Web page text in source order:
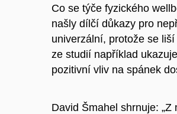
Co se týče fyzického
našly dílčí důkazy pro
univerzální, protože se
ze studií například
pozitivní vliv na spánek
David Šmahel shrnuje: